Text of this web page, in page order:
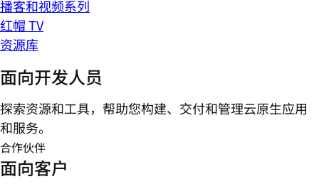
播客和视频系列
红帽 TV
资源库
面向开发人员
探索资源和工具，帮助您构建、交付和管理云原生应用
和服务。
合作伙伴
面向客户